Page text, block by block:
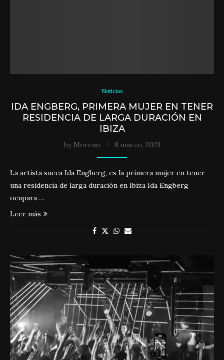
Noticias
IDA ENGBERG, PRIMERA MUJER EN TENER
RESIDENCIA DE LARGA DURACIÓN EN
IBIZA
by Moreno 8 marzo, 2023
La artista sueca Ida Engberg, es la primera mujer en tener
una residencia de larga duración en Ibiza Ida Engberg
ocupara …
Leer más